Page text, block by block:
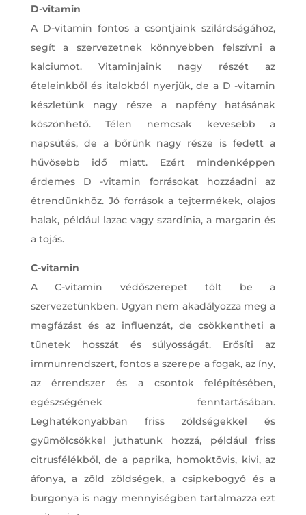
D-vitamin
A D-vitamin fontos a csontjaink szilárdságához,
segít a szervezetnek könnyebben felszívni a
kalciumot. Vitaminjaink nagy részét az
ételeinkből és italokból nyerjük, de a D -vitamin
készletünk nagy része a napfény hatásának
köszönhető. Télen nemcsak kevesebb a
napsütés, de a bőrünk nagy része is fedett a
hűvösebb idő miatt. Ezért mindenképpen
érdemes D -vitamin forrásokat hozzáadni az
étrendünkhöz. Jó források a tejtermékek, olajos
halak, például lazac vagy szardínia, a margarin és
a tojás.
C-vitamin
A C-vitamin védőszerepet tölt be a
szervezetünkben. Ugyan nem akadályozza meg a
megfázást és az influenzát, de csökkentheti a
tünetek hosszát és súlyosságát. Erősíti az
immunrendszert, fontos a szerepe a fogak, az íny,
az érrendszer és a csontok felépítésében,
egészségének fenntartásában.
Leghatékonyabban friss zöldségekkel és
gyümölcsökkel juthatunk hozzá, például friss
citrusfélékből, de a paprika, homoktövis, kivi, az
áfonya, a zöld zöldségek, a csipkebogyó és a
burgonya is nagy mennyiségben tartalmazza ezt